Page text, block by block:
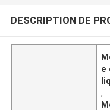
DESCRIPTION DE
e
,